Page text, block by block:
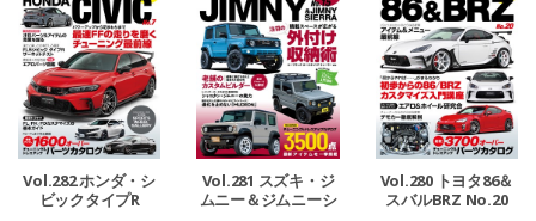
Vol.282 ホンダ・シ
ビックタイプR
Vol.281 スズキ・ジ
ムニー＆ジムニーシ
Vol.280 トヨタ86＆
スバルBRZ No.20